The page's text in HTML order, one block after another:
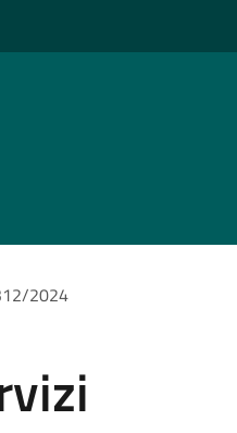
2024